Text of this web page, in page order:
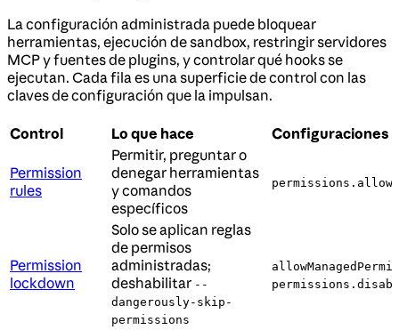
La configuración administrada puede bloquear
herramientas, ejecución de sandbox, restringir servidores
MCP y fuentes de plugins, y controlar qué hooks se
ejecutan. Cada fila es una superficie de control con las
claves de configuración que la impulsan.
Control Lo que hace Configuraciones
Permission
rules
Permitir, preguntar o
denegar herramientas
y comandos
específicos
permissions.allow
Permission
lockdown
Solo se aplican reglas
de permisos
administradas;
deshabilitar --
dangerously-skip-
permissions